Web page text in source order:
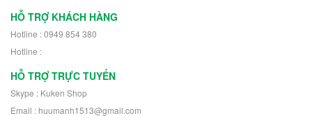
HỖ TRỢ KHÁCH HÀNG
Hotline : 0949 854 380
Hotline :
HỖ TRỢ TRỰC TUYẾN
Skype : Kuken Shop
Email : huumanh1513@gmail.com